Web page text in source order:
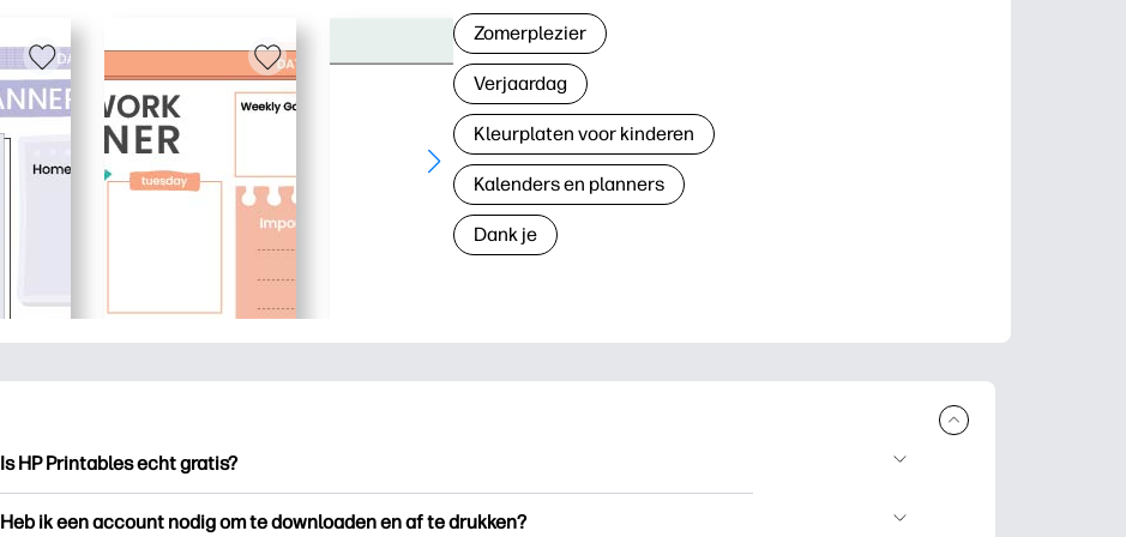
Zomerplezier
Verjaardag
Kleurplaten voor kinderen
Kalenders en planners
Dank je
Is HP Printables echt gratis?
Heb ik een account nodig om te downloaden en af te drukken?